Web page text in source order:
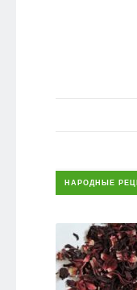
НАРОДНЫЕ